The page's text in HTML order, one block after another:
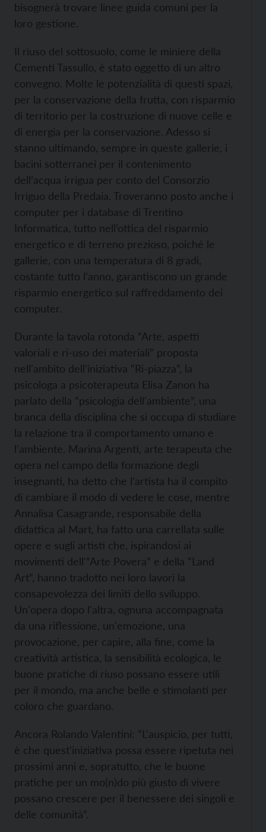
bisognerà trovare linee guida comuni per la
loro gestione.
Il riuso del sottosuolo, come le miniere della
Cementi Tassullo, è stato oggetto di un altro
convegno. Molte le potenzialità di questi spazi,
per la conservazione della frutta, con risparmio
di territorio per la costruzione di nuove celle e
di energia per la conservazione. Adesso si
stanno ultimando, sempre in queste gallerie, i
bacini sotterranei per il contenimento
dell’acqua irrigua per conto del Consorzio
Irriguo della Predaia. Troveranno posto anche i
computer per i database di Trentino
Informatica, tutto nell’ottica del risparmio
energetico e di terreno prezioso, poiché le
gallerie, con una temperatura di 8 gradi,
costante tutto l’anno, garantiscono un grande
risparmio energetico sul raffreddamento dei
computer.
Durante la tavola rotonda “Arte, aspetti
valoriali e ri-uso dei materiali” proposta
nell'ambito dell'iniziativa “Ri-piazza”, la
psicologa a psicoterapeuta Elisa Zanon ha
parlato della “psicologia dell'ambiente”, una
branca della disciplina che si occupa di studiare
la relazione tra il comportamento umano e
l'ambiente. Marina Argenti, arte terapeuta che
opera nel campo della formazione degli
insegnanti, ha detto che l'artista ha il compito
di cambiare il modo di vedere le cose, mentre
Annalisa Casagrande, responsabile della
didattica al Mart, ha fatto una carrellata sulle
opere e sugli artisti che, ispirandosi ai
movimenti dell'”Arte Povera” e della “Land
Art”, hanno tradotto nei loro lavori la
consapevolezza dei limiti dello sviluppo.
Un'opera dopo l'altra, ognuna accompagnata
da una riflessione, un'emozione, una
provocazione, per capire, alla fine, come la
creatività artistica, la sensibilità ecologica, le
buone pratiche di riuso possano essere utili
per il mondo, ma anche belle e stimolanti per
coloro che guardano.
Ancora Rolando Valentini: “L'auspicio, per tutti,
è che quest'iniziativa possa essere ripetuta nei
prossimi anni e, sopratutto, che le buone
pratiche per un mo(n)do più giusto di vivere
possano crescere per il benessere dei singoli e
delle comunità”.